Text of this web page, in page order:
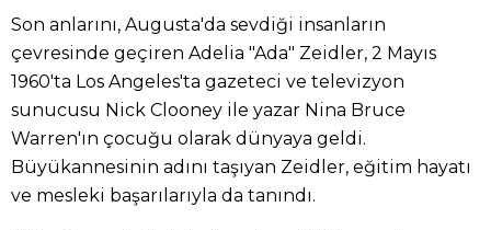
Son anlarını, Augusta'da sevdiği insanların
çevresinde geçiren Adelia "Ada" Zeidler, 2 Mayıs
1960'ta Los Angeles'ta gazeteci ve televizyon
sunucusu Nick Clooney ile yazar Nina Bruce
Warren'ın çocuğu olarak dünyaya geldi.
Büyükannesinin adını taşıyan Zeidler, eğitim hayatı
ve mesleki başarılarıyla da tanındı.